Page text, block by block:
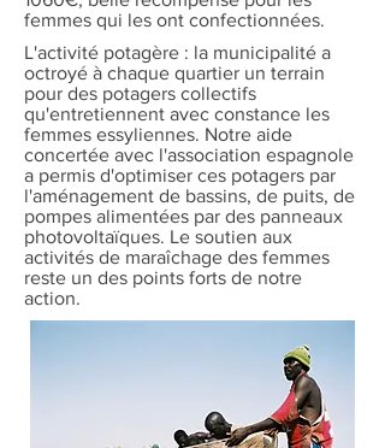
femmes qui les ont confectionnées.
L'activité potagère : la municipalité a
octroyé à chaque quartier un terrain
pour des potagers collectifs
qu'entretiennent avec constance les
femmes essyliennes. Notre aide
concertée avec l'association espagnole
a permis d'optimiser ces potagers par
l'aménagement de bassins, de puits, de
pompes alimentées par des panneaux
photovoltaïques. Le soutien aux
activités de maraîchage des femmes
reste un des points forts de notre
action.